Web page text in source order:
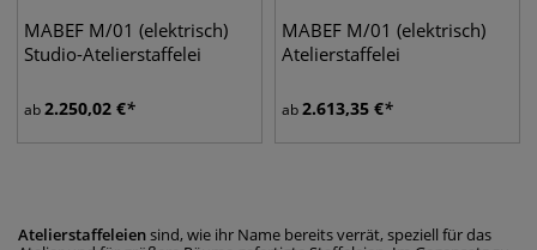
MABEF M/01 (elektrisch)
Studio-Atelierstaffelei
ab2.250,02 €
MABEF M/01 (elektrisch)
Atelierstaffelei
ab2.613,35 €
Atelierstaffeleiensind, wie ihr Name bereits verrät, speziell für das